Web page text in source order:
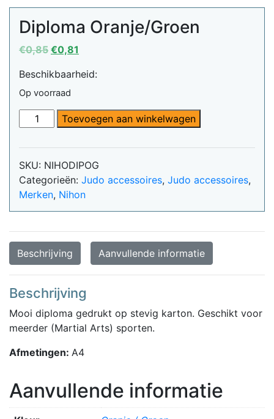
Diploma Oranje/Groen
€0,85 Oorspronkelijke
was:
€0,85.
€0,81
is:
Beschikbaarheid:
Op voorraad
Diploma
Oranje/Groen
aantal
Toevoegen aan winkelwagen
SKU: NIHODIPOG
Categorieën: Judo accessoires, Judo accessoires,
Merken, Nihon
Beschrijving Aanvullende informatie
Beschrijving
Mooi diploma gedrukt op stevig karton. Geschikt voor
meerder (Martial Arts) sporten.
Afmetingen: A4
Aanvullende informatie